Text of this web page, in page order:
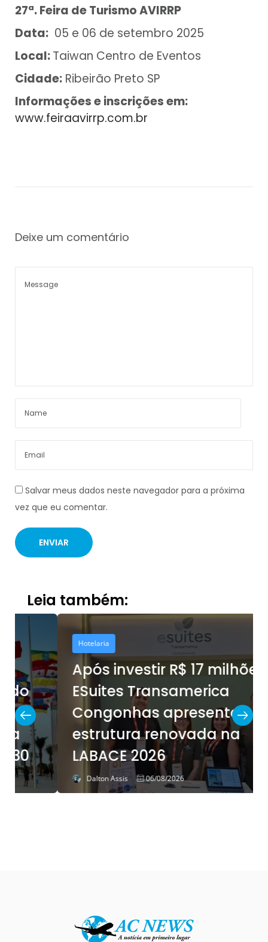
27ª. Feira de Turismo AVIRRP
Data: 05 e 06 de setembro 2025
Local:Taiwan Centro de Eventos
Cidade: Ribeirão Preto SP
Informações e inscrições em:
www.feiraavirrp.com.br
Deixe um comentário
Salvar meus dados neste navegador para a próxima
vez que eu comentar.
Leia também:
Após investir R$ 17 milhões,
ESuites Transamerica
Congonhas apresenta
estrutura renovada na
LABACE 2026
Dalton Assis 06/08/2026